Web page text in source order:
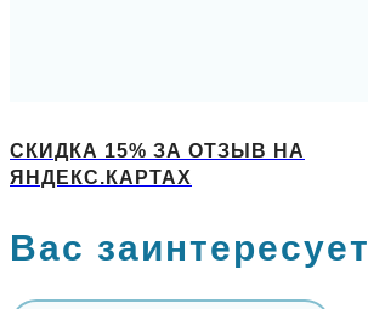
СКИДКА 15% ЗА ОТЗЫВ НА
ЯНДЕКС.КАРТАХ
Вас заинтересует